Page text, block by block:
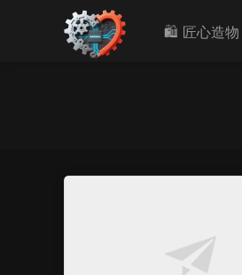
🛍️ 匠心造物